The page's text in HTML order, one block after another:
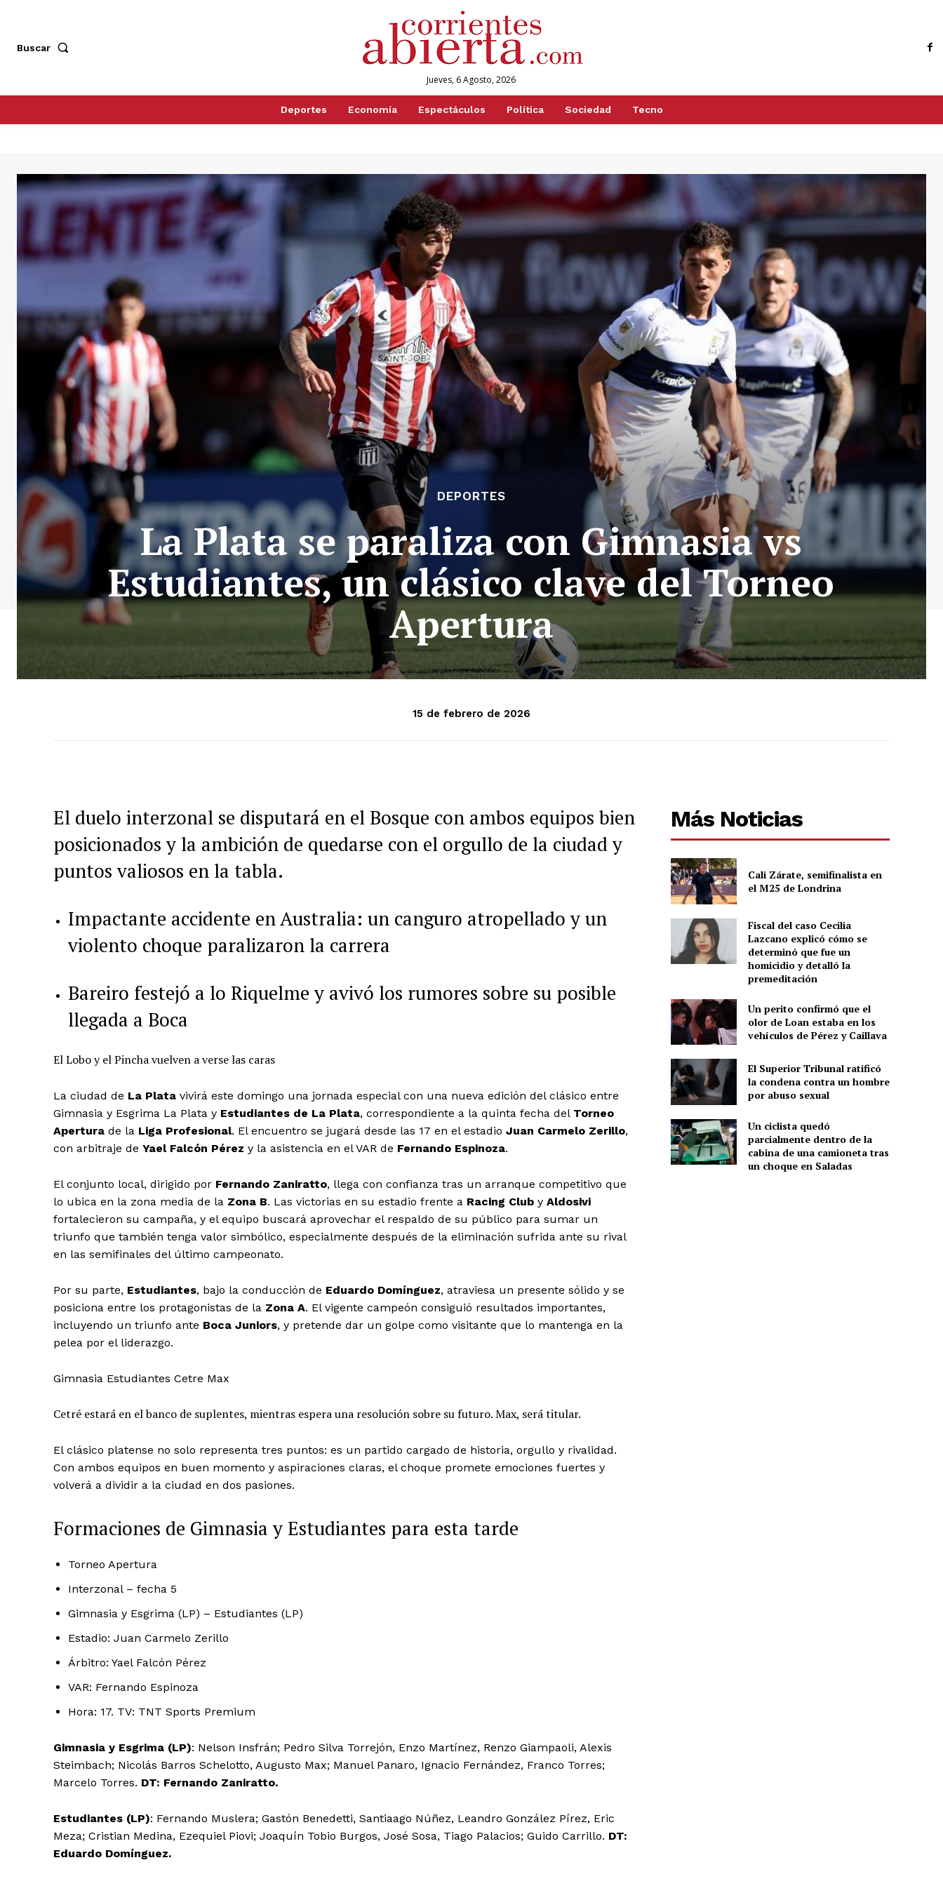
Buscar
Jueves, 6 Agosto, 2026
Deportes Economía Espectáculos Política Sociedad Tecno
DEPORTES
La Plata se paraliza con Gimnasia vs
Estudiantes, un clásico clave del Torneo
Apertura
15 de febrero de 2026
El duelo interzonal se disputará en el Bosque con ambos equipos bien
posicionados y la ambición de quedarse con el orgullo de la ciudad y
puntos valiosos en la tabla.
Impactante accidente en Australia: un canguro atropellado y un
violento choque paralizaron la carrera
Bareiro festejó a lo Riquelme y avivó los rumores sobre su posible
llegada a Boca
El Lobo y el Pincha vuelven a verse las caras
La ciudad de La Plata vivirá este domingo una jornada especial con una nueva edición del clásico entre
Gimnasia y Esgrima La Plata y Estudiantes de La Plata, correspondiente a la quinta fecha del Torneo
Apertura de la Liga Profesional. El encuentro se jugará desde las 17 en el estadio Juan Carmelo Zerillo,
con arbitraje de Yael Falcón Pérez y la asistencia en el VAR de Fernando Espinoza.
El conjunto local, dirigido por Fernando Zaniratto, llega con confianza tras un arranque competitivo que
lo ubica en la zona media de la Zona B. Las victorias en su estadio frente a Racing Club y Aldosivi
fortalecieron su campaña, y el equipo buscará aprovechar el respaldo de su público para sumar un
triunfo que también tenga valor simbólico, especialmente después de la eliminación sufrida ante su rival
en las semifinales del último campeonato.
Por su parte, Estudiantes, bajo la conducción de Eduardo Domínguez, atraviesa un presente sólido y se
posiciona entre los protagonistas de la Zona A. El vigente campeón consiguió resultados importantes,
incluyendo un triunfo ante Boca Juniors, y pretende dar un golpe como visitante que lo mantenga en la
pelea por el liderazgo.
Gimnasia Estudiantes Cetre Max
Cetré estará en el banco de suplentes, mientras espera una resolución sobre su futuro. Max, será titular.
El clásico platense no solo representa tres puntos: es un partido cargado de historia, orgullo y rivalidad.
Con ambos equipos en buen momento y aspiraciones claras, el choque promete emociones fuertes y
volverá a dividir a la ciudad en dos pasiones.
Formaciones de Gimnasia y Estudiantes para esta tarde
Torneo Apertura
Interzonal – fecha 5
Gimnasia y Esgrima (LP) – Estudiantes (LP)
Estadio: Juan Carmelo Zerillo
Árbitro: Yael Falcón Pérez
VAR: Fernando Espinoza
Hora: 17. TV: TNT Sports Premium
Gimnasia y Esgrima (LP): Nelson Insfrán; Pedro Silva Torrejón, Enzo Martínez, Renzo Giampaoli, Alexis
Steimbach; Nicolás Barros Schelotto, Augusto Max; Manuel Panaro, Ignacio Fernández, Franco Torres;
Marcelo Torres. DT: Fernando Zaniratto.
Estudiantes (LP): Fernando Muslera; Gastón Benedetti, Santiaago Núñez, Leandro González Pírez, Eric
Meza; Cristian Medina, Ezequiel Piovi; Joaquín Tobio Burgos, José Sosa, Tiago Palacios; Guido Carrillo. DT:
Eduardo Domínguez.
Más Noticias
Cali Zárate, semifinalista en
el M25 de Londrina
Fiscal del caso Cecilia
Lazcano explicó cómo se
determinó que fue un
homicidio y detalló la
premeditación
Un perito confirmó que el
olor de Loan estaba en los
vehículos de Pérez y Caillava
El Superior Tribunal ratificó
la condena contra un hombre
por abuso sexual
Un ciclista quedó
parcialmente dentro de la
cabina de una camioneta tras
un choque en Saladas